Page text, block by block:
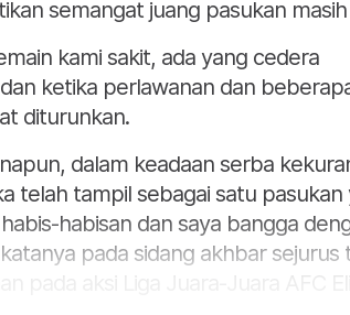
semangat juang pasukan
kami sakit, ada yang cedera
ketika perlawanan dan
diturunkan.
dalam keadaan serba
telah tampil sebagai satu pasukan
habisan dan saya bangga
pada sidang akhbar sejurus
pada aksi Liga Juara-Juara AFC Elit